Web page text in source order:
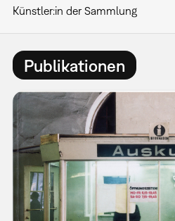
Künstler:in der Sammlung
Publikationen